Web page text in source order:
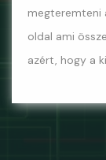
megteremteni
oldal ami
azért, hogy a